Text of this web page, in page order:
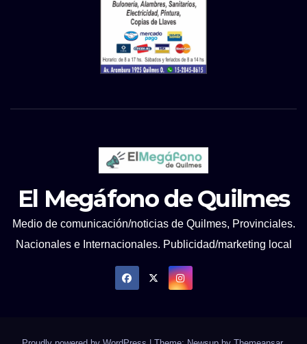
El Megáfono de Quilmes
Medio de comunicación/noticias de Quilmes, Provinciales.
Nacionales e Internacionales. Publicidad/marketing local